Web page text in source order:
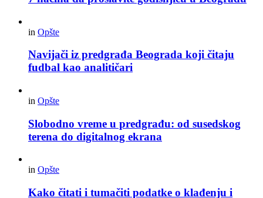
in Opšte
Navijači iz predgrađa Beograda koji čitaju
fudbal kao analitičari
in Opšte
Slobodno vreme u predgrađu: od susedskog
terena do digitalnog ekrana
in Opšte
Kako čitati i tumačiti podatke o klađenju i